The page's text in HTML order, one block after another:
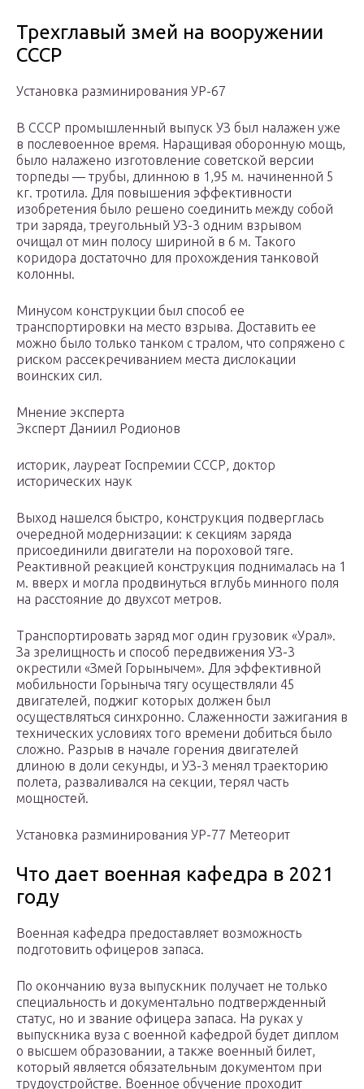
Трехглавый змей на вооружении
СССР
Установка разминирования УР-67
В СССР промышленный выпуск УЗ был налажен уже
в послевоенное время. Наращивая оборонную мощь,
было налажено изготовление советской версии
торпеды — трубы, длинною в 1,95 м. начиненной 5
кг. тротила. Для повышения эффективности
изобретения было решено соединить между собой
три заряда, треугольный УЗ-3 одним взрывом
очищал от мин полосу шириной в 6 м. Такого
коридора достаточно для прохождения танковой
колонны.
Минусом конструкции был способ ее
транспортировки на место взрыва. Доставить ее
можно было только танком с тралом, что сопряжено с
риском рассекречиванием места дислокации
воинских сил.
Мнение эксперта
Эксперт Даниил Родионов
историк, лауреат Госпремии СССР, доктор
исторических наук
Выход нашелся быстро, конструкция подверглась
очередной модернизации: к секциям заряда
присоединили двигатели на пороховой тяге.
Реактивной реакцией конструкция поднималась на 1
м. вверх и могла продвинуться вглубь минного поля
на расстояние до двухсот метров.
Транспортировать заряд мог один грузовик «Урал».
За зрелищность и способ передвижения УЗ-3
окрестили «Змей Горынычем». Для эффективной
мобильности Горыныча тягу осуществляли 45
двигателей, поджиг которых должен был
осуществляться синхронно. Слаженности зажигания в
технических условиях того времени добиться было
сложно. Разрыв в начале горения двигателей
длиною в доли секунды, и УЗ-3 менял траекторию
полета, разваливался на секции, терял часть
мощностей.
Установка разминирования УР-77 Метеорит
Что дает военная кафедра в 2021
году
Военная кафедра предоставляет возможность
подготовить офицеров запаса.
По окончанию вуза выпускник получает не только
специальность и документально подтвержденный
статус, но и звание офицера запаса. На руках у
выпускника вуза с военной кафедрой будет диплом
о высшем образовании, а также военный билет,
который является обязательным документом при
трудоустройстве. Военное обучение проходит